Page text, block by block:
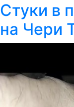
Стуки в
на Чери